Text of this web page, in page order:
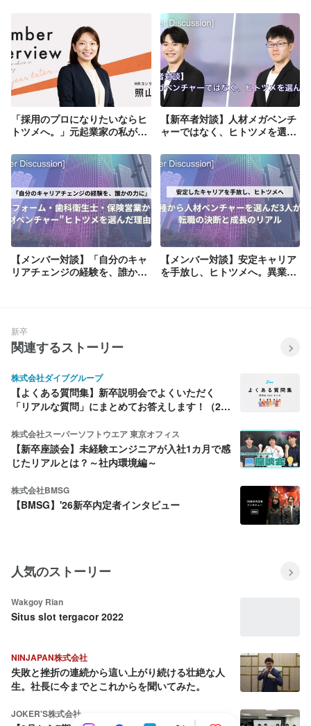
「採用のプロになりたいならヒ
トツメへ。」元起業家の私が、
入社。1年経ちリーダーも担当
する「採用のプロ」へ
【新卒者対談】人材メガベンチ
ャーではなく、ヒトツメを選ん
【メンバー対談】「自分のキャ
リアチェンジの経験を、誰かの
【メンバー対談】安定キャリア
を手放し、ヒトツメへ。異業種
新卒
関連するストーリー
株式会社ダイブグループ
【よくある質問集】新卒説明会でよくいただく
「リアルな質問」にまとめてお答えします！（26
株式会社スーパーソフトウエア 東京オフィス
【新卒座談会】未経験エンジニアが入社1カ月で感
じたリアルとは？～社内環境編～
株式会社BMSG
【BMSG】'26新卒内定者インタビュー
人気のストーリー
Wakgoy Rian
Situs slot tergacor 2022
NINJAPAN株式会社
失敗と挫折の連続から這い上がり続ける壮絶な人
生。社長に今までとこれからを聞いてみた。
JOKER'S株式会社